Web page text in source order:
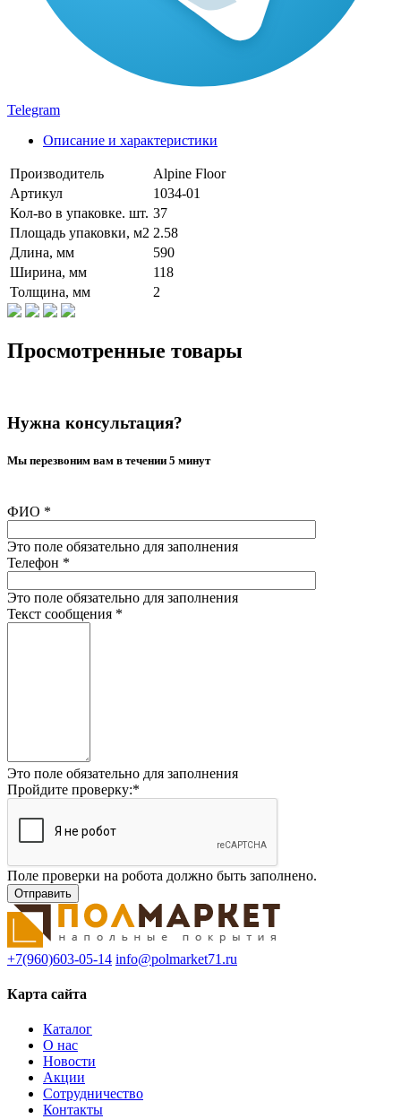
Telegram
Описание и характеристики
Производитель
Alpine Floor
Артикул
1034-01
Кол-во в упаковке. шт. 37
Площадь упаковки, м2 2.58
Длина, мм
590
Ширина, мм
118
Толщина, мм
2
Просмотренные товары
Нужна консультация?
Мы перезвоним вам в течении 5 минут
ФИО *
Это поле обязательно для заполнения
Телефон *
Это поле обязательно для заполнения
Текст сообщения *
Это поле обязательно для заполнения
Пройдите проверку:*
Поле проверки на робота должно быть заполнено.
+7(960)603-05-14 info@polmarket71.ru
Карта сайта
Каталог
О нас
Новости
Акции
Сотрудничество
Контакты